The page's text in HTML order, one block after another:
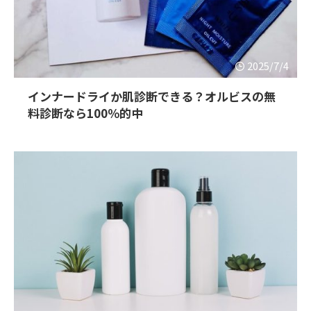
2025/7/4
インナードライか肌診断できる？オルビスの無
料診断なら100％的中